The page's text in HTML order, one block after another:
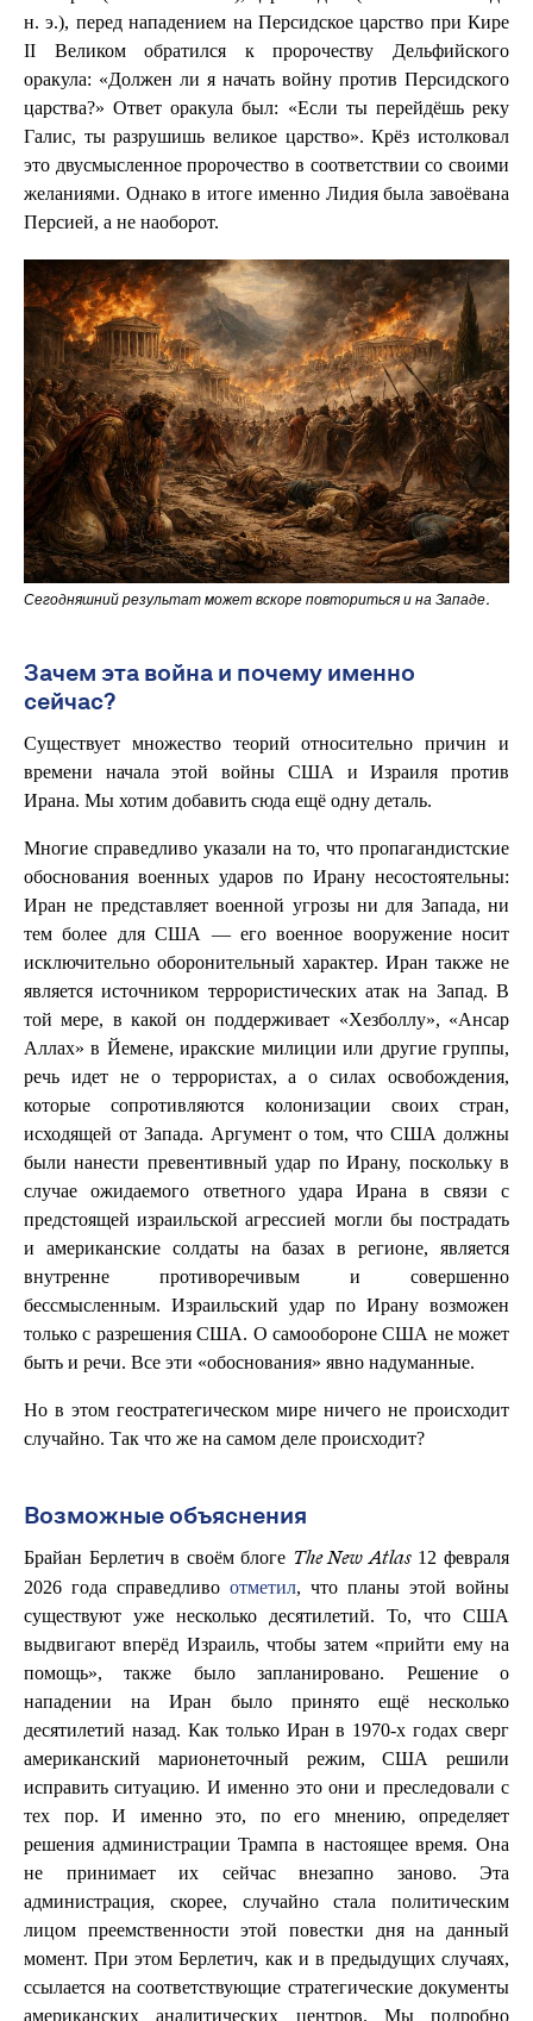
н. э.), перед нападением на Персидское царство при Кире
II Великом обратился к пророчеству Дельфийского
оракула: «Должен ли я начать войну против Персидского
царства?» Ответ оракула был: «Если ты перейдёшь реку
Галис, ты разрушишь великое царство». Крёз истолковал
это двусмысленное пророчество в соответствии со своими
желаниями. Однако в итоге именно Лидия была завоёвана
Персией, а не наоборот.
Сегодняшний результат может вскоре повториться и на Западе.
Зачем эта война и почему именно
сейчас?
Существует множество теорий относительно причин и
времени начала этой войны США и Израиля против
Ирана. Мы хотим добавить сюда ещё одну деталь.
Многие справедливо указали на то, что пропагандистские
обоснования военных ударов по Ирану несостоятельны:
Иран не представляет военной угрозы ни для Запада, ни
тем более для США — его военное вооружение носит
исключительно оборонительный характер. Иран также не
является источником террористических атак на Запад. В
той мере, в какой он поддерживает «Хезболлу», «Ансар
Аллах» в Йемене, иракские милиции или другие группы,
речь идет не о террористах, а о силах освобождения,
которые сопротивляются колонизации своих стран,
исходящей от Запада. Аргумент о том, что США должны
были нанести превентивный удар по Ирану, поскольку в
случае ожидаемого ответного удара Ирана в связи с
предстоящей израильской агрессией могли бы пострадать
и американские солдаты на базах в регионе, является
внутренне противоречивым и совершенно
бессмысленным. Израильский удар по Ирану возможен
только с разрешения США. О самообороне США не может
быть и речи. Все эти «обоснования» явно надуманные.
Но в этом геостратегическом мире ничего не происходит
случайно. Так что же на самом деле происходит?
Возможные объяснения
Брайан Берлетич в своём блоге The New Atlas12 февраля
2026 года справедливо отметил, что планы этой войны
существуют уже несколько десятилетий. То, что США
выдвигают вперёд Израиль, чтобы затем «прийти ему на
помощь», также было запланировано. Решение о
нападении на Иран было принято ещё несколько
десятилетий назад. Как только Иран в 1970-х годах сверг
американский марионеточный режим, США решили
исправить ситуацию. И именно это они и преследовали с
тех пор. И именно это, по его мнению, определяет
решения администрации Трампа в настоящее время. Она
не принимает их сейчас внезапно заново. Эта
администрация, скорее, случайно стала политическим
лицом преемственности этой повестки дня на данный
момент. При этом Берлетич, как и в предыдущих случаях,
ссылается на соответствующие стратегические документы
американских аналитических центров. Мы подробно